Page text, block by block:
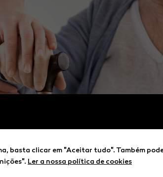
basta clicar em "Aceitar tudo". Também
Ler a nossa política de cookies